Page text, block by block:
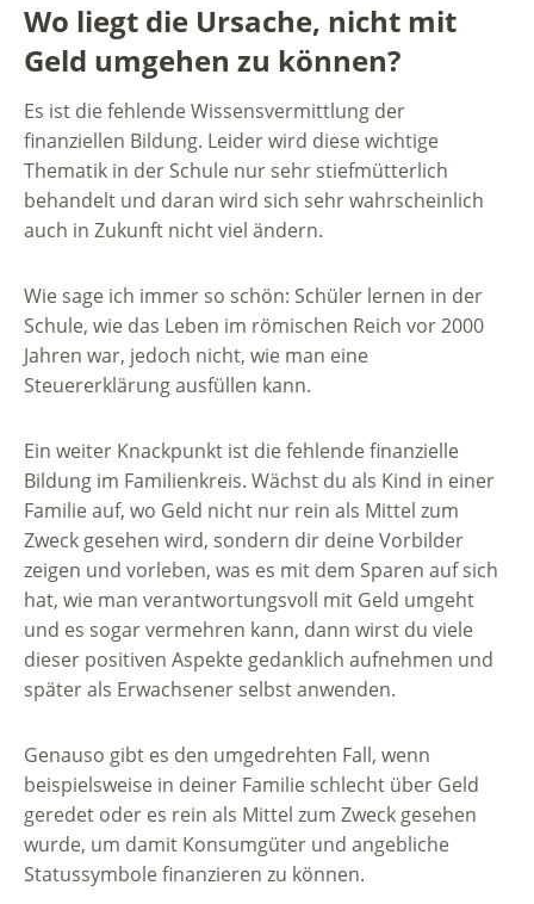
Wo liegt die Ursache, nicht mit
Geld umgehen zu können?
Es ist die fehlende Wissensvermittlung der
finanziellen Bildung. Leider wird diese wichtige
Thematik in der Schule nur sehr stiefmütterlich
behandelt und daran wird sich sehr wahrscheinlich
auch in Zukunft nicht viel ändern.
Wie sage ich immer so schön: Schüler lernen in der
Schule, wie das Leben im römischen Reich vor 2000
Jahren war, jedoch nicht, wie man eine
Steuererklärung ausfüllen kann.
Ein weiter Knackpunkt ist die fehlende finanzielle
Bildung im Familienkreis. Wächst du als Kind in einer
Familie auf, wo Geld nicht nur rein als Mittel zum
Zweck gesehen wird, sondern dir deine Vorbilder
zeigen und vorleben, was es mit dem Sparen auf sich
hat, wie man verantwortungsvoll mit Geld umgeht
und es sogar vermehren kann, dann wirst du viele
dieser positiven Aspekte gedanklich aufnehmen und
später als Erwachsener selbst anwenden.
Genauso gibt es den umgedrehten Fall, wenn
beispielsweise in deiner Familie schlecht über Geld
geredet oder es rein als Mittel zum Zweck gesehen
wurde, um damit Konsumgüter und angebliche
Statussymbole finanzieren zu können.